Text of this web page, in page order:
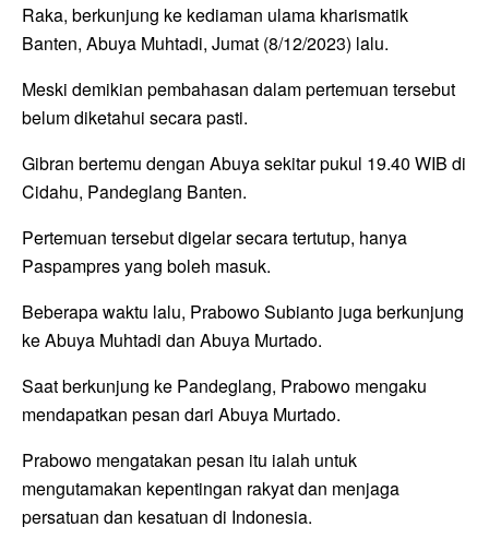
Raka, berkunjung ke kediaman ulama kharismatik
Banten, Abuya Muhtadi, Jumat (8/12/2023) lalu.
Meski demikian pembahasan dalam pertemuan tersebut
belum diketahui secara pasti.
Gibran bertemu dengan Abuya sekitar pukul 19.40 WIB di
Cidahu, Pandeglang Banten.
Pertemuan tersebut digelar secara tertutup, hanya
Paspampres yang boleh masuk.
Beberapa waktu lalu, Prabowo Subianto juga berkunjung
ke Abuya Muhtadi dan Abuya Murtado.
Saat berkunjung ke Pandeglang, Prabowo mengaku
mendapatkan pesan dari Abuya Murtado.
Prabowo mengatakan pesan itu ialah untuk
mengutamakan kepentingan rakyat dan menjaga
persatuan dan kesatuan di Indonesia.